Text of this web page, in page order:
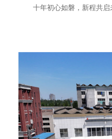
十年初心如磐，新程共启未